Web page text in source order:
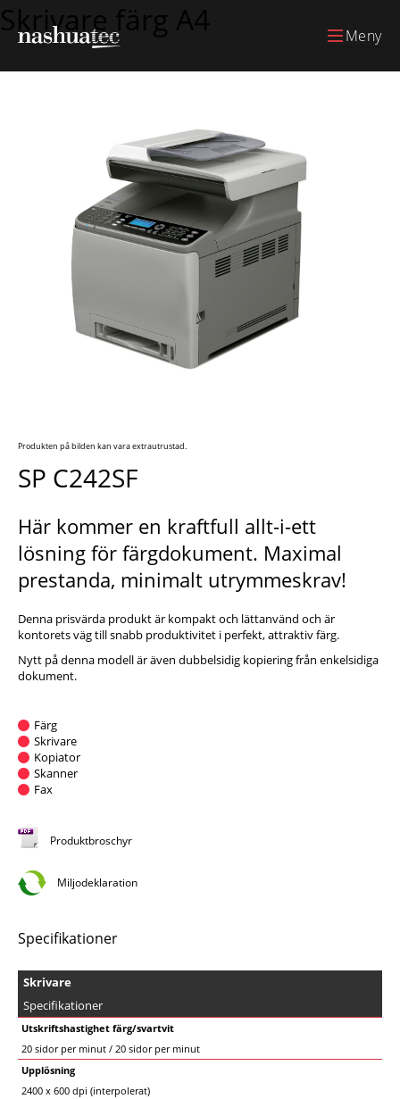
Meny
Skrivare färg A4
Produkten på bilden kan vara extrautrustad.
SP C242SF
Här kommer en kraftfull allt-i-ett
lösning för färgdokument. Maximal
prestanda, minimalt utrymmeskrav!
Denna prisvärda produkt är kompakt och lättanvänd och är
kontorets väg till snabb produktivitet i perfekt, attraktiv färg.
Nytt på denna modell är även dubbelsidig kopiering från enkelsidiga
dokument.
Färg
Skrivare
Kopiator
Skanner
Fax
Produktbroschyr
Miljodeklaration
Specifikationer
Skrivare
Specifikationer
Utskriftshastighet färg/svartvit
20 sidor per minut / 20 sidor per minut
Upplösning
2400 x 600 dpi (interpolerat)